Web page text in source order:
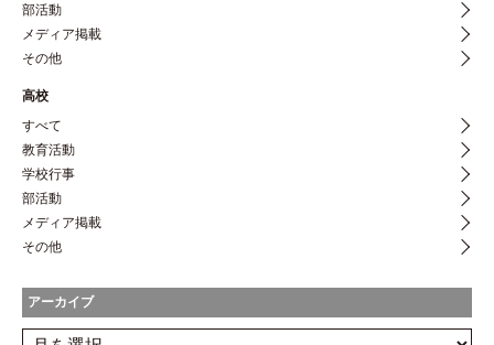
部活動
メディア掲載
その他
高校
すべて
教育活動
学校行事
部活動
メディア掲載
その他
アーカイブ